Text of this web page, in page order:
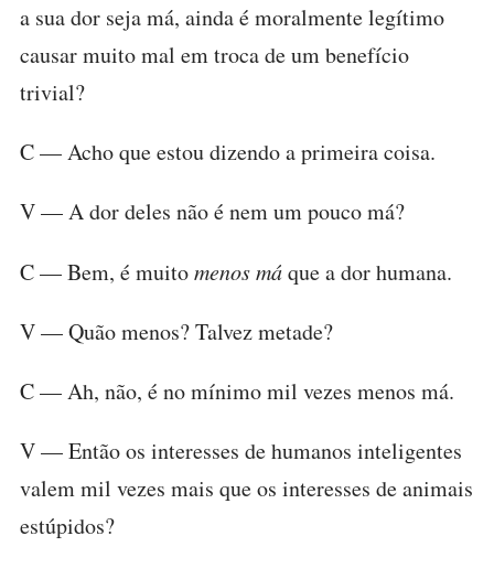
a sua dor seja má, ainda é moralmente legítimo
causar muito mal em troca de um benefício
trivial?
C — Acho que estou dizendo a primeira coisa.
V — A dor deles não é nem um pouco má?
C — Bem, é muitomenos máque a dor humana.
V — Quão menos? Talvez metade?
C — Ah, não, é no mínimo mil vezes menos má.
V — Então os interesses de humanos inteligentes
valem mil vezes mais que os interesses de animais
estúpidos?